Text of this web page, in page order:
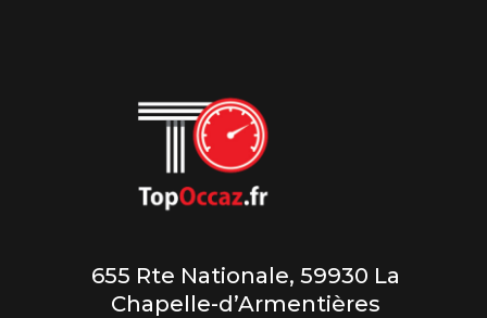
655 Rte Nationale, 59930 La
Chapelle-d’Armentières